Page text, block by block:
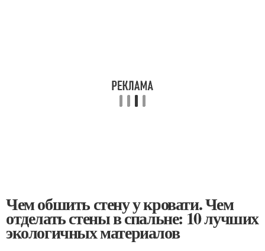
Чем обшить стену у кровати. Чем
отделать стены в спальне: 10 лучших
экологичных материалов